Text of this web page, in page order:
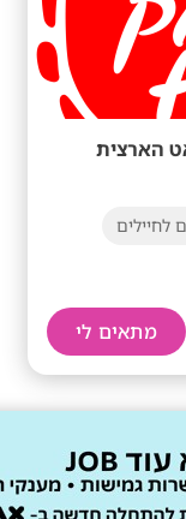
הארצית
לחיילים
מתאים לי